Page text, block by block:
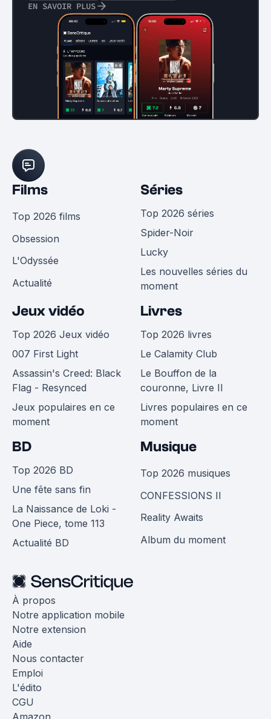
EN SAVOIR PLUS
Films
Top 2026 films
Obsession
L'Odyssée
Actualité
Séries
Top 2026 séries
Spider-Noir
Lucky
Les nouvelles séries du
moment
Jeux vidéo
Top 2026 Jeux vidéo
007 First Light
Assassin's Creed: Black
Flag - Resynced
Jeux populaires en ce
moment
Livres
Top 2026 livres
Le Calamity Club
Le Bouffon de la
couronne, Livre II
Livres populaires en ce
moment
BD
Top 2026 BD
Une fête sans fin
La Naissance de Loki -
One Piece, tome 113
Actualité BD
Musique
Top 2026 musiques
CONFESSIONS II
Reality Awaits
Album du moment
À propos
Notre application mobile
Notre extension
Aide
Nous contacter
Emploi
L'édito
CGU
Amazon